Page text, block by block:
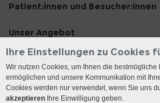
Patient:innen und Besucher:innen
Unser Angebot
Ärzt:innen und Zuweiser:innen
Lehre und Forschung
Ihre Einstellungen zu Cookies
Wir nutzen Cookies, um Ihnen die bestmögliche
ermöglichen und unsere Kommunikation mit
Cookies werden nur verwendet, wenn Sie uns
akzeptieren Ihre Einwilligung geben.